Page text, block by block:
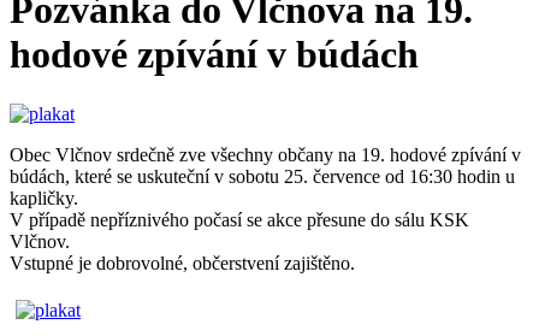
Pozvánka do Vlčnova na 19.
hodové zpívání v búdách
Obec Vlčnov srdečně zve všechny občany na 19. hodové zpívání v
búdách, které se uskuteční v sobotu 25. července od 16:30 hodin u
kapličky.
V případě nepříznivého počasí se akce přesune do sálu KSK
Vlčnov.
Vstupné je dobrovolné, občerstvení zajištěno.